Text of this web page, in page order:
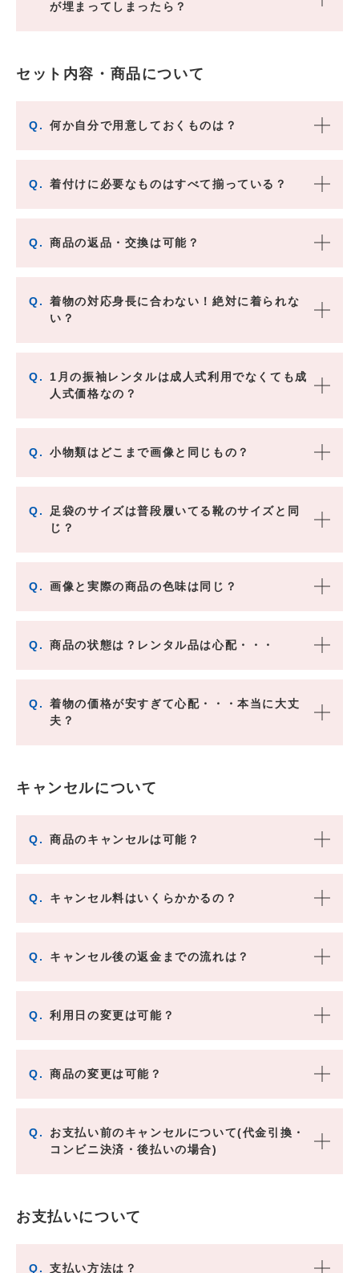
が埋まってしまったら？
セット内容・商品について
Q. 何か自分で用意しておくものは？
Q. 着付けに必要なものはすべて揃っている？
Q. 商品の返品・交換は可能？
Q.
着物の対応身長に合わない！絶対に着られな
い？
Q.
1月の振袖レンタルは成人式利用でなくても成
人式価格なの？
Q. 小物類はどこまで画像と同じもの？
Q.
足袋のサイズは普段履いてる靴のサイズと同
じ？
Q. 画像と実際の商品の色味は同じ？
Q. 商品の状態は？レンタル品は心配・・・
Q.
着物の価格が安すぎて心配・・・本当に大丈
夫？
キャンセルについて
Q. 商品のキャンセルは可能？
Q. キャンセル料はいくらかかるの？
Q. キャンセル後の返金までの流れは？
Q. 利用日の変更は可能？
Q. 商品の変更は可能？
Q.
お支払い前のキャンセルについて(代金引換・
コンビニ決済・後払いの場合)
お支払いについて
Q. 支払い方法は？